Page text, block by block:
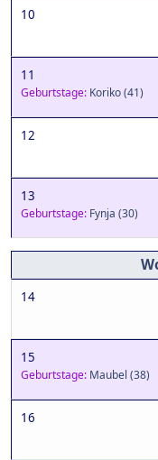
10
11
Geburtstage: Koriko(41)
12
13
Geburtstage: Fynja (30)
14
15
Geburtstage: Maubel (38)
16